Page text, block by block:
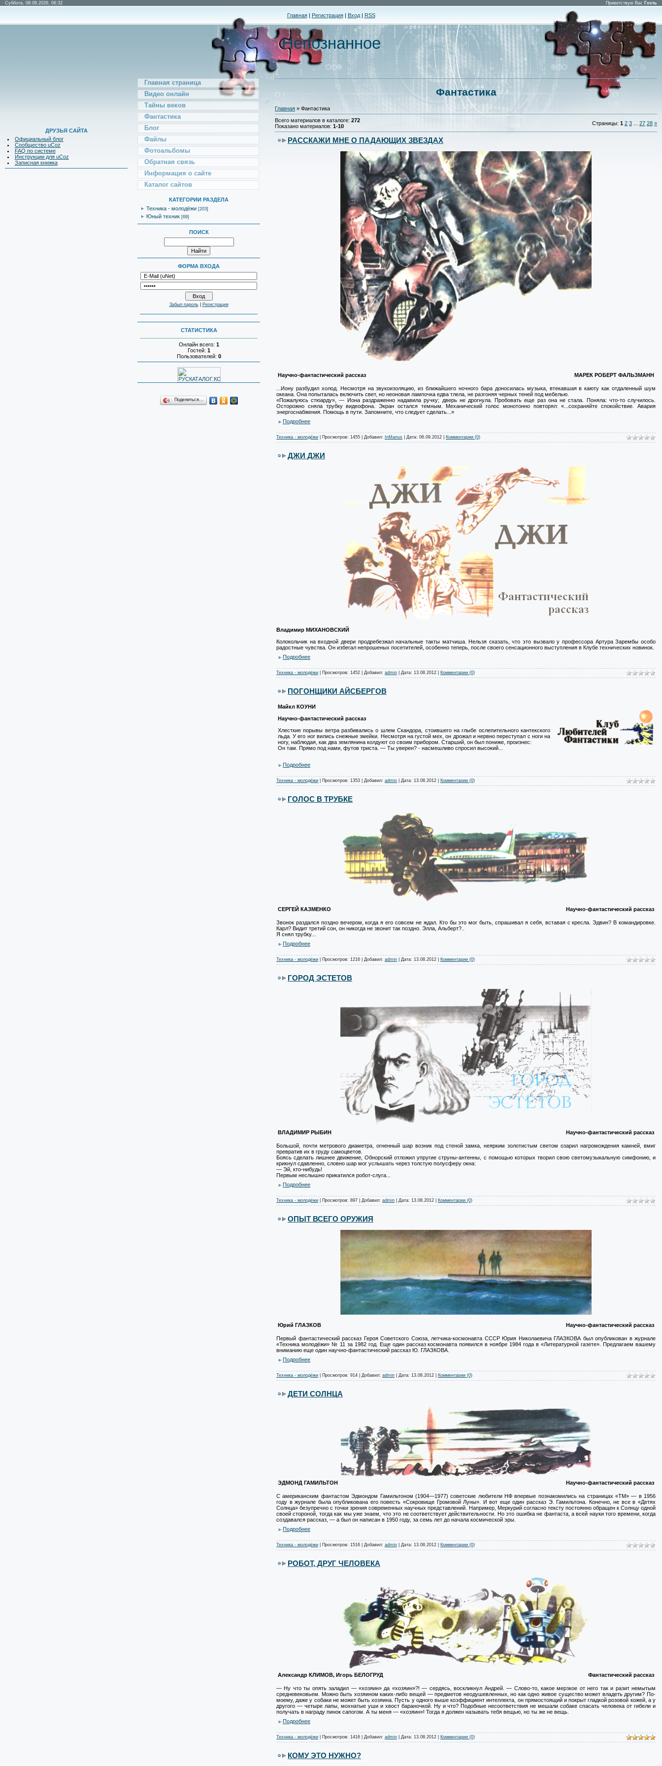
Суббота, 08.08.2026, 06:32 Приветствую Вас Гость
Главная| Регистрация| Вход| RSS
Непознанное
ДРУЗЬЯ САЙТА
Официальный блог
Сообщество uCoz
FAQ по системе
Инструкции для uCoz
Записная книжка
Главная страница
Видео онлайн
Тайны веков
Фантастика
Блог
Файлы
Фотоальбомы
Обратная связь
Информация о сайте
Каталог сайтов
КАТЕГОРИИ РАЗДЕЛА
Техника - молодёжи [203]
Юный техник [69]
ПОИСК
ФОРМА ВХОДА
Забыл пароль| Регистрация
СТАТИСТИКА
Онлайн всего: 1
Гостей: 1
Пользователей: 0
Поделиться…
Фантастика
Главная » Фантастика
Всего материалов в каталоге: 272
Показано материалов: 1-10 Страницы: 1 2 3 27 28 »
РАССКАЖИ МНЕ О ПАДАЮЩИХ ЗВЕЗДАХ
Научно-фантастический рассказ МАРЕК РОБЕРТ ФАЛЬЗМАНН
...Иону разбудил холод. Несмотря на звукоизоляцию, из ближайшего ночного бара доносилась музыка, втекавшая в каюту как отдаленный шум
океана. Она попыталась включить свет, но неоновая лампочка едва тлела, не разгоняя черных теней под мебелью.
«Пожалуюсь стюарду», — Иона раздраженно надавила ручку; дверь не дрогнула. Пробовать еще раз она не стала. Поняла: что-то случилось.
Осторожно сняла трубку видеофона. Экран остался темным. Механический голос монотонно повторял: «...сохраняйте спокойствие. Авария
энергоснабжения. Помощь в пути. Запомните, что следует сделать...»
Подробнее
Техника - молодёжи | Просмотров: 1455 | Добавил: InManus | Дата: 06.09.2012 Комментарии (0)
ДЖИ ДЖИ
Владимир МИХАНОВСКИЙ
Колокольчик на входной двери продребезжал начальные такты матчиша. Нельзя сказать, что это вызвало у профессора Артура Зарембы особо
радостные чувства. Он избегал непрошеных посетителей, особенно теперь, после своего сенсационного выступления в Клубе технических новинок.
Подробнее
Техника - молодёжи | Просмотров: 1452 | Добавил: admin | Дата: 13.08.2012 Комментарии (0)
ПОГОНЩИКИ АЙСБЕРГОВ
Майкл КОУНИ
Научно-фантастический рассказ
Хлесткие порывы ветра разбивались о шлем Скандора, стоившего на глыбе ослепительного кантекского
льда. У его ног вились снежные змейки. Несмотря на густой мех, он дрожал и нервно переступал с ноги на
ногу, наблюдая, как два землянина колдуют со своим прибором. Старший, он был пониже, произнес:
Он там. Прямо под нами, футов триста. — Ты уверен? - насмешливо спросил высокий...
Подробнее
Техника - молодёжи | Просмотров: 1353 | Добавил: admin | Дата: 13.08.2012 Комментарии (0)
ГОЛОС В ТРУБКЕ
СЕРГЕЙ КАЗМЕНКО Научно-фантастический рассказ
Звонок раздался поздно вечером, когда я его совсем не ждал. Кто бы это мог быть, спрашивал я себя, вставая с кресла. Эдвин? В командировке.
Карл? Видит третий сон, он никогда не звонит так поздно. Элла, Альберт?..
Я снял трубку...
Подробнее
Техника - молодёжи | Просмотров: 1216 | Добавил: admin | Дата: 13.08.2012 Комментарии (0)
ГОРОД ЭСТЕТОВ
ВЛАДИМИР РЫБИН Научно-фантастический рассказ
Большой, почти метрового диаметра, огненный шар возник под стеной замка, неярким золотистым светом озарил нагромождения камней, вмиг
превратив их в груду самоцветов.
Боясь сделать лишнее движение, Обнорский отложил упругие струны-антенны, с помощью которых творил свою светомузыкальную симфонию, и
крикнул сдавленно, словно шар мог услышать через толстую полусферу окна:
— Эй, кто-нибудь!
Первым неслышно прикатился робот-слуга...
Подробнее
Техника - молодёжи | Просмотров: 897 | Добавил: admin | Дата: 13.08.2012 Комментарии (0)
ОПЫТ ВСЕГО ОРУЖИЯ
Юрий ГЛАЗКОВ Научно-фантастический рассказ
Первый фантастический рассказ Героя Советского Союза, летчика-космонавта СССР Юрия Николаевича ГЛАЗКОВА был опубликован в журнале
«Техника молодёжи» № 11 за 1982 год. Еще один рассказ космонавта появился в ноябре 1984 года в «Литературной газете». Предлагаем вашему
вниманию еще один научно-фантастический рассказ Ю. ГЛАЗКОВА.
Подробнее
Техника - молодёжи | Просмотров: 914 | Добавил: admin | Дата: 13.08.2012 Комментарии (0)
ДЕТИ СОЛНЦА
ЭДМОНД ГАМИЛЬТОН Научно-фантастический рассказ
С американским фантастом Эдмондом Гамильтоном (1904—1977) советские любители НФ впервые познакомились на страницах «ТМ» — в 1956
году в журнале была опубликована его повесть «Сокровище Громовой Луны». И вот еще один рассказ Э. Гамильтона. Конечно, не все в «Детях
Солнца» безупречно с точки зрения современных научных представлений. Например, Меркурий согласно тексту постоянно обращен к Солнцу одной
своей стороной, тогда как мы уже знаем, что это не соответствует действительности. Но это ошибка не фантаста, а всей науки того времени, когда
создавался рассказ, — а был он написан в 1950 году, за семь лет до начала космической эры.
Подробнее
Техника - молодёжи | Просмотров: 1516 | Добавил: admin | Дата: 13.08.2012 Комментарии (0)
РОБОТ, ДРУГ ЧЕЛОВЕКА
Александр КЛИМОВ, Игорь БЕЛОГРУД Фантастический рассказ
— Ну что ты опять заладил — «хозяин» да «хозяин»?! — сердясь, воскликнул Андрей. — Слово-то, какое мерзкое от него так и разит немытым
средневековьем. Можно быть хозяином каких-либо вещей — предметов неодушевленных, но как одно живое существо может владеть другим? По-
моему, даже у собаки не может быть хозяина. Пусть у одного выше коэффициент интеллекта, он прямостоящий и покрыт гладкой розовой кожей, а у
другого — четыре лапы, мохнатые уши и хвост бараночкой. Ну и что? Подобные несоответствия не мешали собаке спасать человека от гибели и
получать в награду пинок сапогом. А ты меня — «хозяин»! Тогда я должен называть тебя вещью, но ты же не вещь.
Подробнее
Техника - молодёжи | Просмотров: 1416 | Добавил: admin | Дата: 13.08.2012 Комментарии (0)
КОМУ ЭТО НУЖНО?